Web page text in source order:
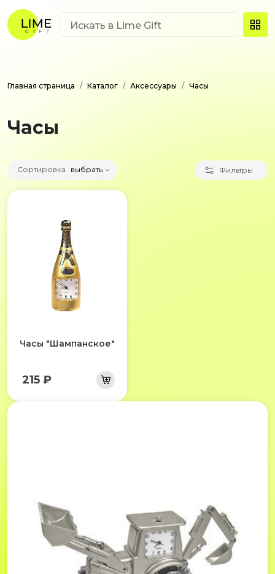
Главная страница Каталог Аксессуары Часы
Часы
Сортировка выбрать Фильтры
Часы "Шампанское"
215 ₽